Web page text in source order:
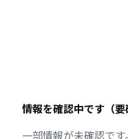
情報を確認中です（要
一部情報が未確認で